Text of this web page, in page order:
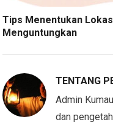
Tips Menentukan
Menguntungkan
TENTANG
Admin
dan